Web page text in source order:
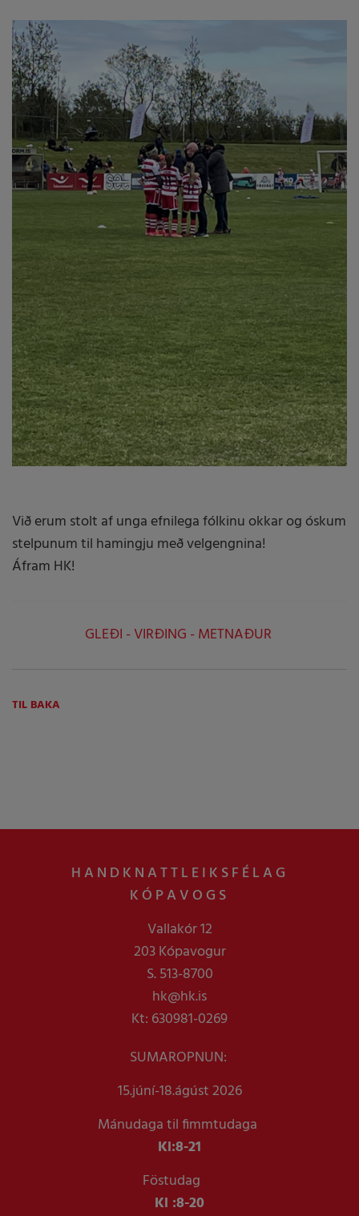
Við erum stolt af unga efnilega fólkinu okkar og óskum
stelpunum til hamingju með velgengnina!
Áfram HK!
GLEÐI - VIRÐING - METNAÐUR
TIL BAKA
HANDKNATTLEIKSFÉLAG
KÓPAVOGS
Vallakór 12
203 Kópavogur
S. 513-8700
hk@hk.is
Kt: 630981-0269
SUMAROPNUN:
15.júní-18.ágúst 2026
Mánudaga til fimmtudaga
Kl:8-21
Föstudag
Kl :8-20